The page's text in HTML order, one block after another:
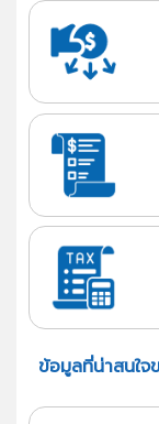
ข้อมูลที่น่าสนใ